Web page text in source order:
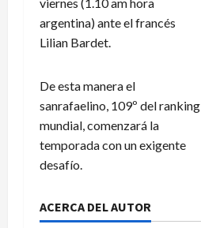
argentina) ante el francés
Lilian Bardet.
De esta manera el
sanrafaelino, 109º del ranking
mundial, comenzará la
temporada con un exigente
desafío.
ACERCA DEL AUTOR